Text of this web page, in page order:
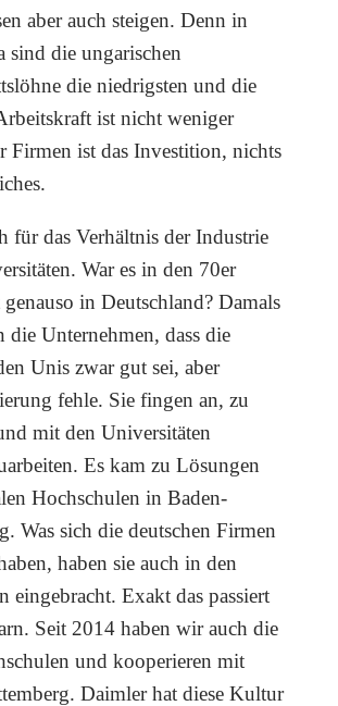
aber auch steigen. Denn in
sind die ungarischen
die niedrigsten und die
ist nicht weniger
Firmen ist das Investition, nichts
für das Verhältnis der Industrie
War es in den 70er
in Deutschland? Damals
die Unternehmen, dass die
Unis zwar gut sei, aber
fehle. Sie fingen an, zu
mit den Universitäten
Es kam zu Lösungen
Hochschulen in Baden-
Was sich die deutschen Firmen
haben sie auch in den
eingebracht. Exakt das passiert
Seit 2014 haben wir auch die
und kooperieren mit
Daimler hat diese Kultur